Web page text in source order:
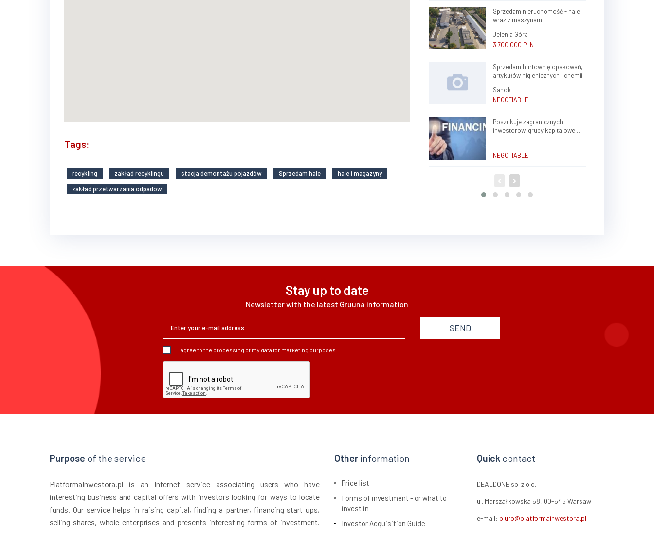
Tags:
recykling zakład recyklingu stacja demontażu pojazdów Sprzedam hale
hale i magazyny
zakład przetwarzania odpadów
Sprzedam nieruchomość - hale
wraz z maszynami
Jelenia Góra
3 700 000 PLN
Sprzedam hurtownię opakowań,
artykułów higienicznych i chemii
Sanok
NEGOTIABLE
Poszukuje zagranicznych
inwestorow, grupy kapitalowe,
NEGOTIABLE
Stay up to date
Newsletter with the latest Gruuna information
SEND
I agree to the processing of my data for marketing purposes.
Purpose of the service
PlatformaInwestora.pl is an Internet service associating users who have
interesting business and capital offers with investors looking for ways to locate
funds. Our service helps in raising capital, finding a partner, financing start ups,
selling shares, whole enterprises and presents interesting forms of investment.
Other information
Price list
Forms of investment - or what to
invest in
Investor Acquisition Guide
Quickcontact
DEALDONE sp. z o.o.
ul. Marszałkowska 58, 00-545 Warsaw
e-mail: biuro@platformainwestora.pl